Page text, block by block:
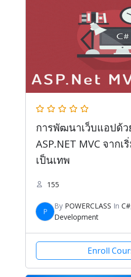
การพัฒนาเว็บแอปด้ว
ASP.NET MVC จาก
เป็นเทพ
155
P
By POWERCLASS In C#
Development
Enroll